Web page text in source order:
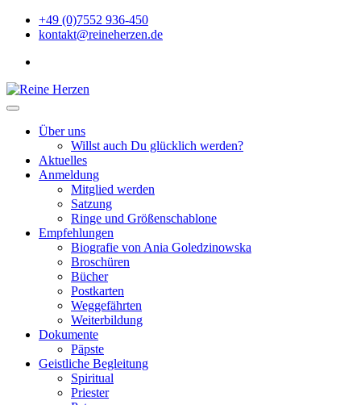
Inhalten
+49 (0)7552 936-450
kontakt@reineherzen.de
Reine Herzen
Über uns
Willst auch Du glücklich werden?
Aktuelles
Anmeldung
Mitglied werden
Satzung
Ringe und Größenschablone
Empfehlungen
Biografie von Ania Goledzinowska
Broschüren
Bücher
Postkarten
Weggefährten
Weiterbildung
Dokumente
Päpste
Geistliche Begleitung
Spiritual
Priester